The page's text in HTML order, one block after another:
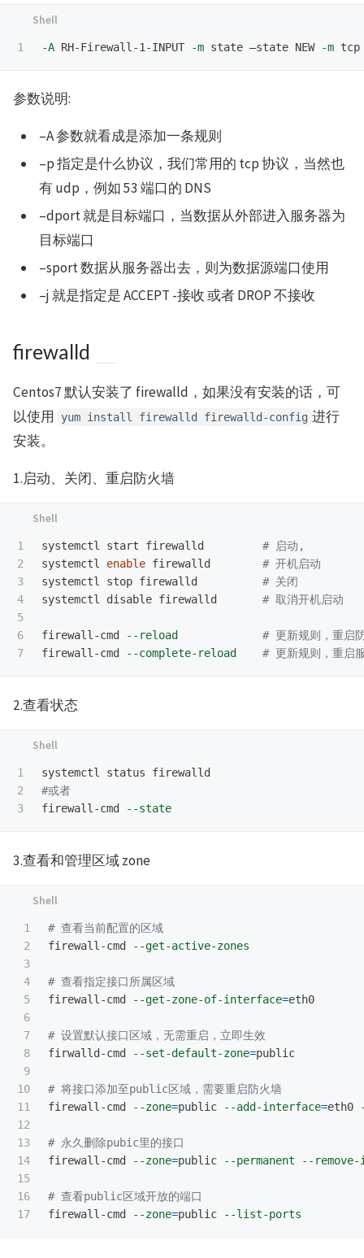
-A RH-Firewall-1-INPUT -m state –state NEW -m
参数说明:
–A 参数就看成是添加一条规则
–p 指定是什么协议，我们常用的 tcp 协议，当然也
有 udp，例如 53 端口的 DNS
–dport 就是目标端口，当数据从外部进入服务器为
目标端口
–sport 数据从服务器出去，则为数据源端口使用
–j 就是指定是 ACCEPT -接收 或者 DROP 不接收
firewalld
Centos7 默认安装了 firewalld，如果没有安装的话，可
以使用
yum install firewalld firewalld-config 进行
安装。
1.启动、关闭、重启防火墙
1
2
3
4
5
6
systemctl start firewalld # 启动,
systemctl enable firewalld # 开机启动
systemctl stop firewalld # 关闭
systemctl disable firewalld # 取消开机启动
firewall-cmd --reload
# 更新规则，重启
firewall-cmd
--complete-reload # 更新规则，重启
2.查看状态
1
2
#或者
firewall-cmd
--state
3.查看和管理区域 zone
1
2
3
4
5
6
7
8
9
10
11
12
13
14
15
16
# 查看当前配置的区域
firewall-cmd
--get-active-zones
# 查看指定接口所属区域
firewall-cmd
--get-zone-of-interface=eth0
# 设置默认接口区域，无需重启，立即生效
firwalld-cmd
--set-default-zone=public
# 将接口添加至public区域，需要重启防火墙
firewall-cmd
--zone=public --add-interface=eth0
# 永久删除pubic里的接口
firewall-cmd
--zone=public --permanent --
# 查看public区域开放的端口
firewall-cmd
--zone=public --list-ports